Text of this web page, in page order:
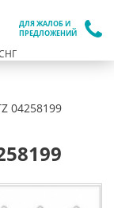
ДЛЯ ЖАЛОБ И
ПРЕДЛОЖЕНИЙ
04258199